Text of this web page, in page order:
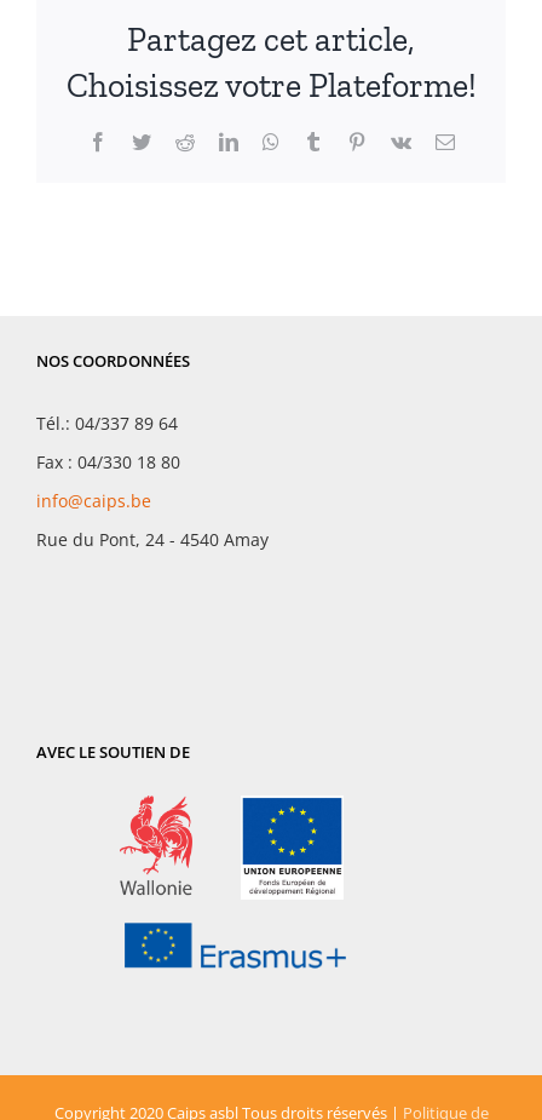
Partagez cet article,
Choisissez votre Plateforme!
Facebook
TwitterRedditLinkedInWhatsApp
TumblrPinterest
Vk Email
NOS COORDONNÉES
Tél.: 04/337 89 64
Fax : 04/330 18 80
info@caips.be
Rue du Pont, 24 - 4540 Amay
AVEC LE SOUTIEN DE
Copyright 2020 Caips asbl Tous droits réservés | Politique de